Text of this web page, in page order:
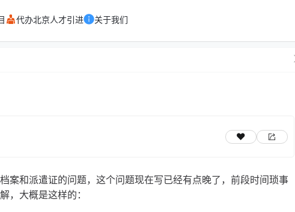
代办北京人才引进 关于我们
案和派遣证的问题，这个问题现在写已经有点晚了，前段时间琐事
，大概是这样的：